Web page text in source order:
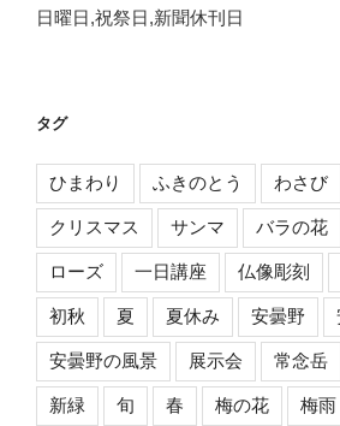
日曜日,祝祭日,新聞休刊日
タグ
ひまわり ふきのとう わさび
クリスマス サンマ バラの花
ローズ 一日講座 仏像彫刻
初秋 夏 夏休み 安曇野
安曇野の風景 展示会 常念岳
新緑 旬 春 梅の花 梅雨